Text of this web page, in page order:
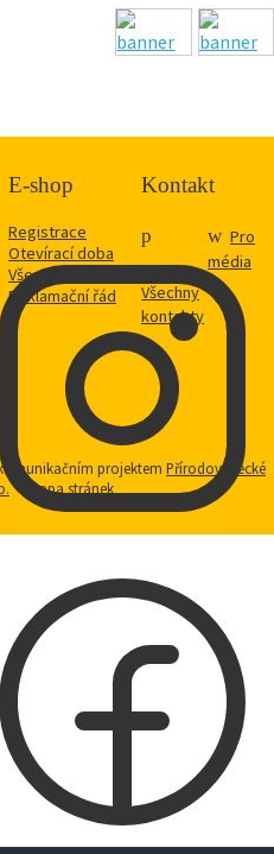
E-shop
Registrace
Otevírací doba
Vše o nákupu
Reklamační řád
Kontakt
Všechny
kontakty
Pro
média
projektem Přírodovědecké
Mapa stránek